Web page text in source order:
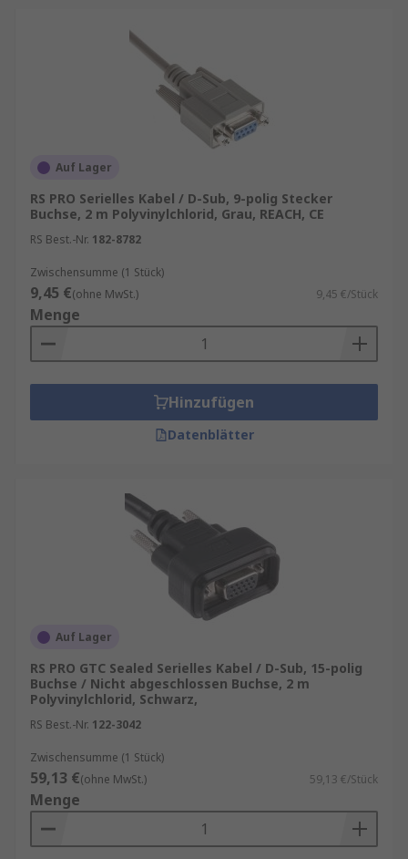
Auf Lager
RS PRO Serielles Kabel / D-Sub, 9-polig Stecker
Buchse, 2 m Polyvinylchlorid, Grau, REACH, CE
RS Best.-Nr. 182-8782
Zwischensumme (1 Stück)
9,45 €(ohne MwSt.) 9,45 €/Stück
Menge
Hinzufügen
Datenblätter
Auf Lager
RS PRO GTC Sealed Serielles Kabel / D-Sub, 15-polig
Buchse / Nicht abgeschlossen Buchse, 2 m
Polyvinylchlorid, Schwarz,
RS Best.-Nr. 122-3042
Zwischensumme (1 Stück)
59,13 €(ohne MwSt.) 59,13 €/Stück
Menge